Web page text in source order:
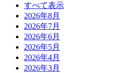
すべて表示
2026年8月
2026年7月
2026年6月
2026年5月
2026年4月
2026年3月